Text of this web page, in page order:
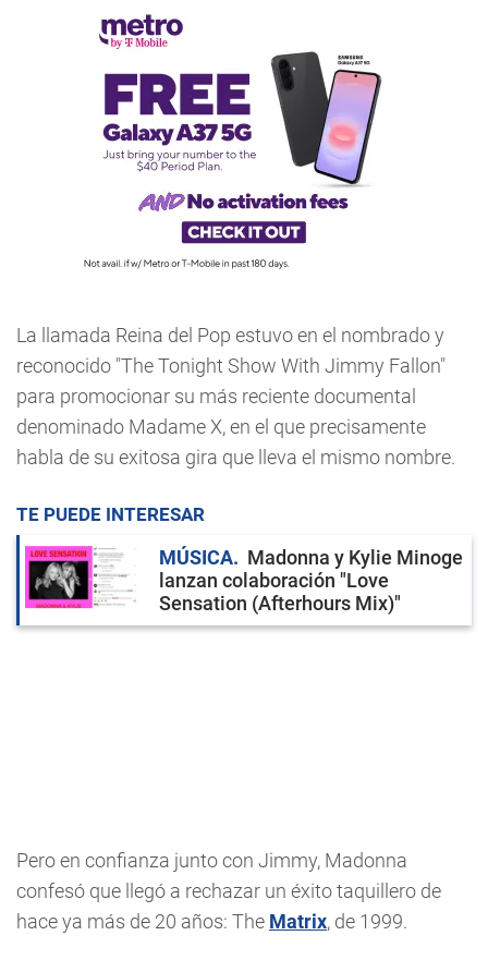
La llamada Reina del Pop estuvo en el nombrado y
reconocido "The Tonight Show With Jimmy Fallon"
para promocionar su más reciente documental
denominado Madame X, en el que precisamente
habla de su exitosa gira que lleva el mismo nombre.
TE PUEDE INTERESAR
MÚSICA
Madonna y Kylie Minoge
lanzan colaboración "Love
Sensation (Afterhours Mix)"
Pero en confianza junto con Jimmy, Madonna
confesó que llegó a rechazar un éxito taquillero de
hace ya más de 20 años: The Matrix, de 1999.